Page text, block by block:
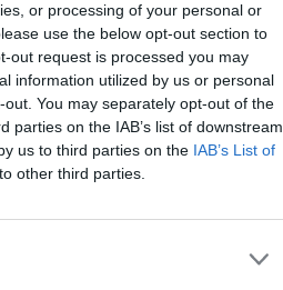
or processing of your personal or
use the below opt-out section to
out request is processed you may
information utilized by us or personal
You may separately opt-out of the
parties on the IAB’s list of downstream
us to third parties on the IAB’s List of
other third parties.